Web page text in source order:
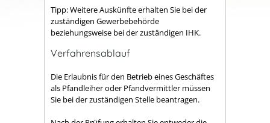
Tipp: Weitere Auskünfte erhalten Sie bei der
zuständigen Gewerbebehörde
beziehungsweise bei der zuständigen IHK.
Verfahrensablauf
Die Erlaubnis für den Betrieb eines Geschäftes
als Pfandleiher oder Pfandvermittler müssen
Sie bei der zuständigen Stelle beantragen.